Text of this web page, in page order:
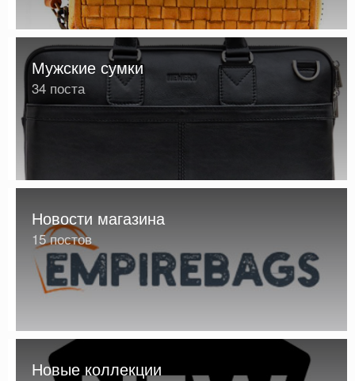
Мужские сумки
34 поста
Новости магазина
15 постов
Новые коллекции